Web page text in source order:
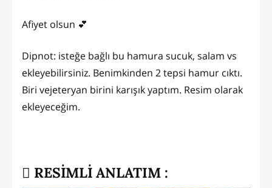
Afiyet olsun 💕
Dipnot: isteğe bağlı bu hamura sucuk, salam vs
ekleyebilirsiniz. Benimkinden 2 tepsi hamur cıktı.
Biri vejeteryan birini karışık yaptım. Resim olarak
ekleyeceğim.
RESİMLİ ANLATIM :